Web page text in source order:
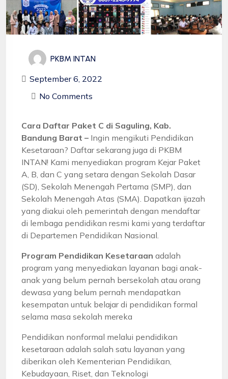
PKBM INTAN
September 6, 2022
No Comments
Cara Daftar Paket C di Saguling, Kab.
Bandung Barat – Ingin mengikuti Pendidikan
Kesetaraan? Daftar sekarang juga di PKBM
INTAN! Kami menyediakan program Kejar Paket
A, B, dan C yang setara dengan Sekolah Dasar
(SD), Sekolah Menengah Pertama (SMP), dan
Sekolah Menengah Atas (SMA). Dapatkan ijazah
yang diakui oleh pemerintah dengan mendaftar
di lembaga pendidikan resmi kami yang terdaftar
di Departemen Pendidikan Nasional.
Program Pendidikan Kesetaraan adalah
program yang menyediakan layanan bagi anak-
anak yang belum pernah bersekolah atau orang
dewasa yang belum pernah mendapatkan
kesempatan untuk belajar di pendidikan formal
selama masa sekolah mereka
Pendidikan nonformal melalui pendidikan
kesetaraan adalah salah satu layanan yang
diberikan oleh Kementerian Pendidikan,
Kebudayaan, Riset, dan Teknologi